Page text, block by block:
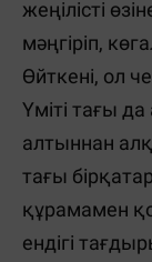
жеңілісті
мәңгіріп,
Өйткені, ол
Үміті тағы
алтыннан
тағы
құрамамен
ендігі